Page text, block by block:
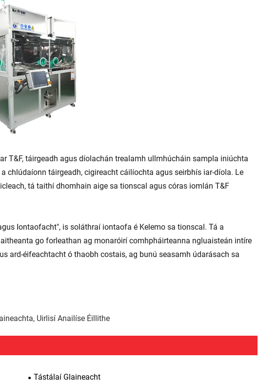
T&F, táirgeadh agus díolachán trealamh ullmhúcháin sampla iniúchta
chlúdaíonn táirgeadh, cigireacht cáilíochta agus seirbhís iar-díola. Le
tá taithí dhomhain aige sa tionscal agus córas iomlán T&F
Iontaofacht", is soláthraí iontaofa é Kelemo sa tionscal. Tá a
go forleathan ag monaróirí comhpháirteanna ngluaisteán intíre
ard-éifeachtacht ó thaobh costais, ag bunú seasamh údarásach sa
Uirlisí Anailíse Éillithe
Tástálaí Glaineacht